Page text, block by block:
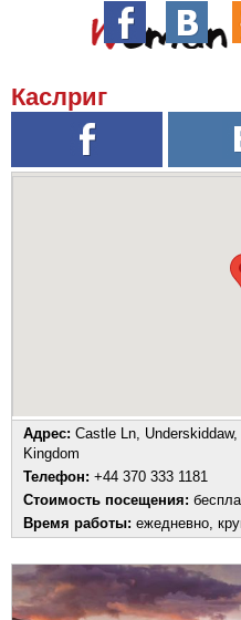
Каслриг
Адрес: Castle Ln,
Kingdom
Телефон: +44 370 333 1181
Стоимость посещения:
Время работы: ежедневно,